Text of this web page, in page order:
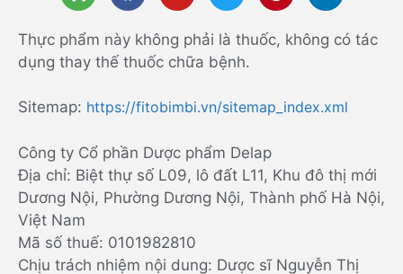
Thực phẩm này không phải là thuốc, không có tác
dụng thay thế thuốc chữa bệnh.
Sitemap: https://fitobimbi.vn/sitemap_index.xml
Công ty Cổ phần Dược phẩm Delap
Địa chỉ: Biệt thự số L09, lô đất L11, Khu đô thị mới
Dương Nội, Phường Dương Nội, Thành phố Hà Nội,
Việt Nam
Mã số thuế: 0101982810
Chịu trách nhiệm nội dung: Dược sĩ Nguyễn Thị